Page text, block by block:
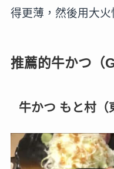
得更薄，然後用大火
推薦的牛かつ（
牛かつ もと村（